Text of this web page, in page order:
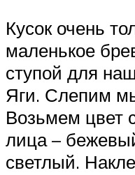
Кусок очень
маленькое
ступой для
Яги. Слепим
Возьмем цвет
лица –
светлый.